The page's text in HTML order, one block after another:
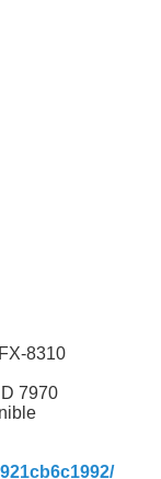
8310
7970